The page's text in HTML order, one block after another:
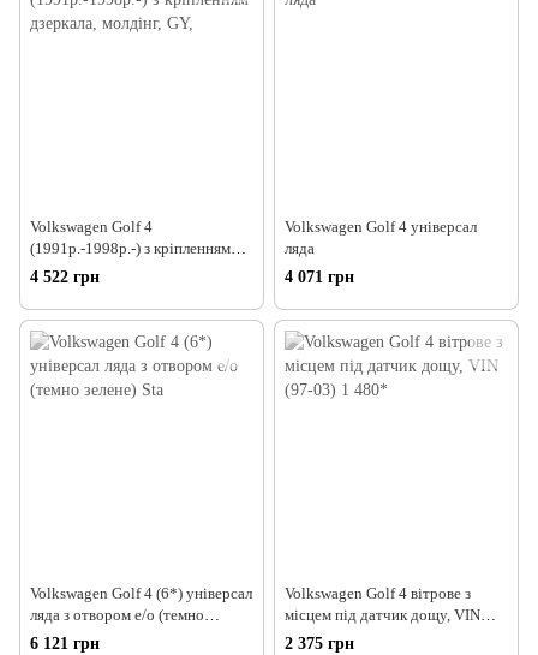
Volkswagen Golf 4
(1991р.-1998р.-) з кріпленням
дзеркала, молдінг, GY,
4 522 грн
Volkswagen Golf 4 універсал
ляда
4 071 грн
Volkswagen Golf 4 (6*) універсал
ляда з отвором е/о (темно
зелене) Sta
6 121 грн
Volkswagen Golf 4 вітрове з
місцем під датчик дощу, VIN
(97-03) 1 480*
2 375 грн